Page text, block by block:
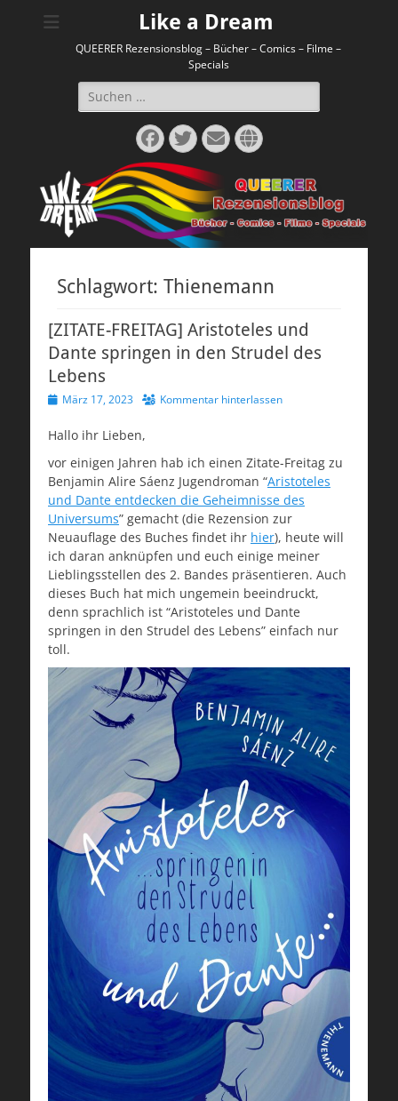
Like a Dream
QUEERER Rezensionsblog – Bücher – Comics – Filme –
Specials
Suchen
nach:
Facebook
Twitter
E-
Mail
Website
Schlagwort: Thienemann
[ZITATE-FREITAG] Aristoteles und
Dante springen in den Strudel des
Lebens
Veröffentlicht
März 17, 2023 Kommentar hinterlassen
Hallo ihr Lieben,
vor einigen Jahren hab ich einen Zitate-Freitag zu
Benjamin Alire Sáenz Jugendroman “Aristoteles
und Dante entdecken die Geheimnisse des
Universums” gemacht (die Rezension zur
Neuauflage des Buches findet ihr hier), heute will
ich daran anknüpfen und euch einige meiner
Lieblingsstellen des 2. Bandes präsentieren. Auch
dieses Buch hat mich ungemein beeindruckt,
denn sprachlich ist “Aristoteles und Dante
springen in den Strudel des Lebens” einfach nur
toll.